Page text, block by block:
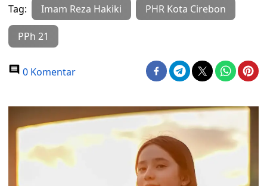
Tag: Imam Reza Hakiki PHR Kota Cirebon
PPh 21
0 Komentar